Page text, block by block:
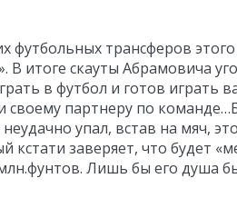
футбольных трансферов
итоге скауты Абрамовича
в футбол и готов играть
своему партнеру по
упал, встав на мяч,
заверяет, что будет
Лишь бы его душа